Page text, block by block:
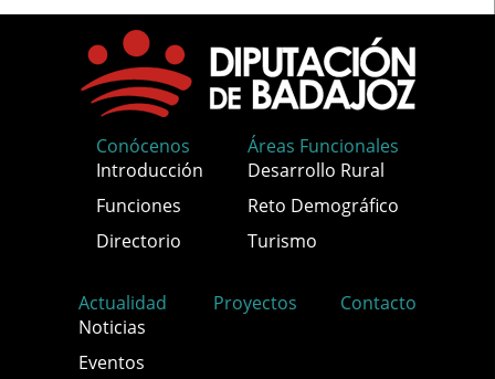
Conócenos
Introducción
Funciones
Directorio
Áreas Funcionales
Desarrollo Rural
Reto Demográfico
Turismo
Actualidad
Noticias
Eventos
Proyectos Contacto